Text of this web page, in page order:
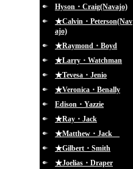
Hyson・Craig(Navajo)
★Calvin・Peterson(Nav
ajo)
★Raymond・Boyd
★Larry・Watchman
★Tevesa・Jenio
★Veronica・Benally
Edison・Yazzie
★Ray・Jack
★Matthew・Jack
★Gilbert・Smith
★Joelias・Draper